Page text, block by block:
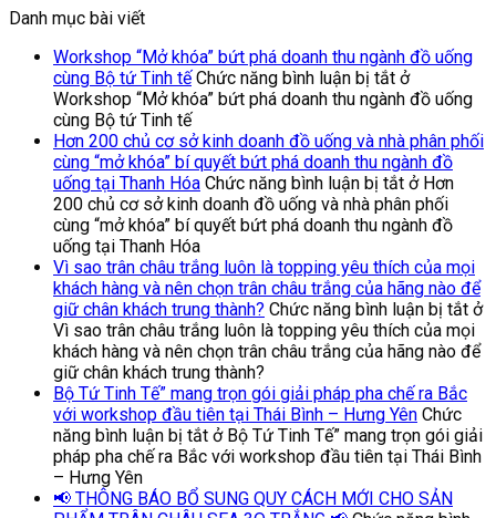
Danh mục bài viết
Workshop “Mở khóa” bứt phá doanh thu ngành đồ uống
cùng Bộ tứ Tinh tế Chức năng bình luận bị tắt ở
Workshop “Mở khóa” bứt phá doanh thu ngành đồ uống
cùng Bộ tứ Tinh tế
Hơn 200 chủ cơ sở kinh doanh đồ uống và nhà phân phối
cùng “mở khóa” bí quyết bứt phá doanh thu ngành đồ
uống tại Thanh Hóa Chức năng bình luận bị tắt ở Hơn
200 chủ cơ sở kinh doanh đồ uống và nhà phân phối
cùng “mở khóa” bí quyết bứt phá doanh thu ngành đồ
uống tại Thanh Hóa
Vì sao trân châu trắng luôn là topping yêu thích của mọi
khách hàng và nên chọn trân châu trắng của hãng nào để
giữ chân khách trung thành? Chức năng bình luận bị tắt ở
Vì sao trân châu trắng luôn là topping yêu thích của mọi
khách hàng và nên chọn trân châu trắng của hãng nào để
giữ chân khách trung thành?
Bộ Tứ Tinh Tế” mang trọn gói giải pháp pha chế ra Bắc
với workshop đầu tiên tại Thái Bình – Hưng Yên Chức
năng bình luận bị tắt ở Bộ Tứ Tinh Tế” mang trọn gói giải
pháp pha chế ra Bắc với workshop đầu tiên tại Thái Bình
– Hưng Yên
📢 THÔNG BÁO BỔ SUNG QUY CÁCH MỚI CHO SẢN